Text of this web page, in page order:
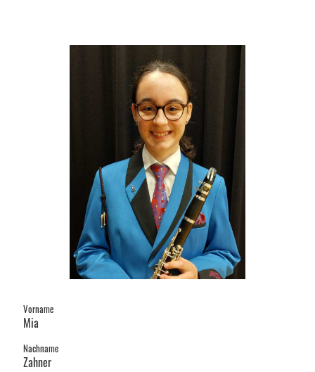
Vorname
Mia
Nachname
Zahner